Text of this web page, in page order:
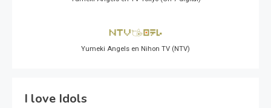
Yumeki Angels en Nihon TV (NTV)
I love Idols